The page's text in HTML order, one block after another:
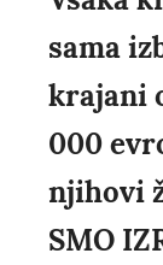
sama
krajani
000
njihovi
SMO